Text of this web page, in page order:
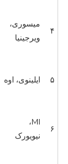
۴
میسوری،
ویرجینیا
۵ ایلینوی، اوه
۶
MI،
نیویورک